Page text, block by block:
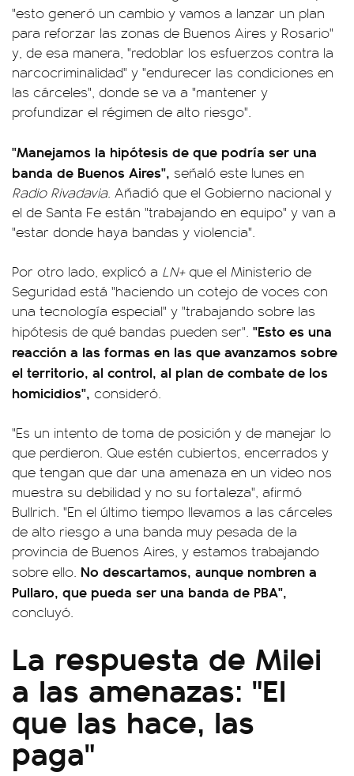
"esto generó un cambio y vamos a lanzar un plan
para reforzar las zonas de Buenos Aires y Rosario"
y, de esa manera, "redoblar los esfuerzos contra la
narcocriminalidad" y "endurecer las condiciones en
las cárceles", donde se va a "mantener y
profundizar el régimen de alto riesgo".
"Manejamos la hipótesis de que podría ser una
banda de Buenos Aires", señaló este lunes en
Radio Rivadavia. Añadió que el Gobierno nacional y
el de Santa Fe están "trabajando en equipo" y van a
"estar donde haya bandas y violencia".
Por otro lado, explicó a LN+que el Ministerio de
Seguridad está "haciendo un cotejo de voces con
una tecnología especial" y "trabajando sobre las
hipótesis de qué bandas pueden ser". "Esto es una
reacción a las formas en las que avanzamos sobre
el territorio, al control, al plan de combate de los
homicidios", consideró.
"Es un intento de toma de posición y de manejar lo
que perdieron. Que estén cubiertos, encerrados y
que tengan que dar una amenaza en un video nos
muestra su debilidad y no su fortaleza", afirmó
Bullrich. "En el último tiempo llevamos a las cárceles
de alto riesgo a una banda muy pesada de la
provincia de Buenos Aires, y estamos trabajando
sobre ello. No descartamos, aunque nombren a
Pullaro, que pueda ser una banda de PBA",
concluyó.
La respuesta de Milei
a las amenazas: "El
que las hace, las
paga"